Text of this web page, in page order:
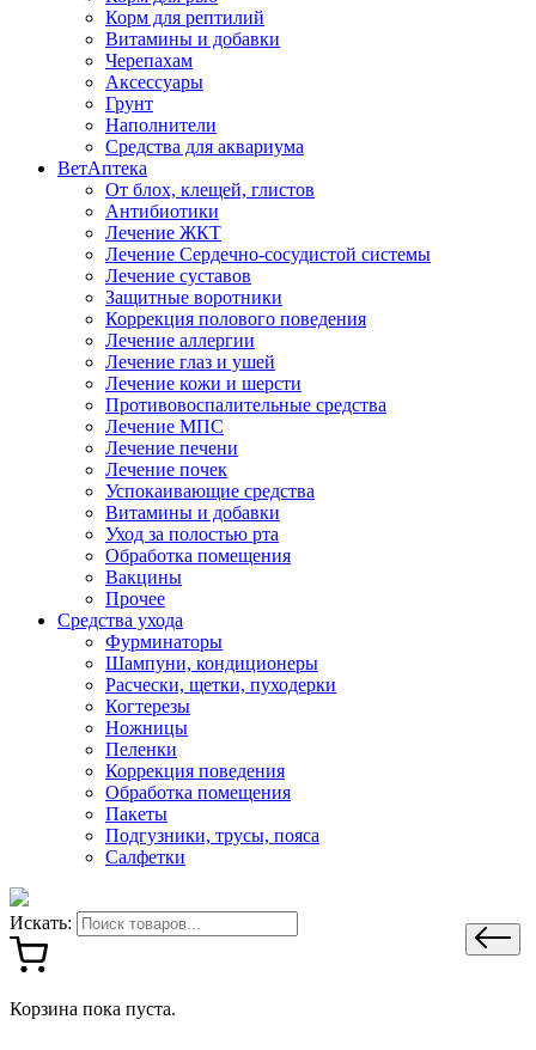
Корм для рептилий
Витамины и добавки
Черепахам
Аксессуары
Грунт
Наполнители
Средства для аквариума
ВетАптека
От блох, клещей, глистов
Антибиотики
Лечение ЖКТ
Лечение Сердечно-сосудистой системы
Лечение суставов
Защитные воротники
Коррекция полового поведения
Лечение аллергии
Лечение глаз и ушей
Лечение кожи и шерсти
Противовоспалительные средства
Лечение МПС
Лечение печени
Лечение почек
Успокаивающие средства
Витамины и добавки
Уход за полостью рта
Обработка помещения
Вакцины
Прочее
Средства ухода
Фурминаторы
Шампуни, кондиционеры
Расчески, щетки, пуходерки
Когтерезы
Ножницы
Пеленки
Коррекция поведения
Обработка помещения
Пакеты
Подгузники, трусы, пояса
Салфетки
Искать:
Корзина пока пуста.